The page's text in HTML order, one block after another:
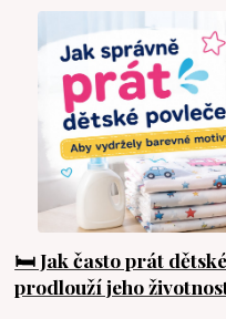
🛏️ Jak často prát
prodlouží jeho